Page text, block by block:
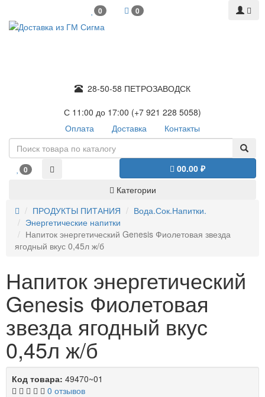
0 0
28-50-58 ПЕТРОЗАВОДСК
С 11:00 до 17:00 (+7 921 228 5058)
Оплата
Доставка Контакты
0 00.00 ₽
Категории
ПРОДУКТЫ ПИТАНИЯ
Вода.Сок.Напитки.
Энергетические напитки
Напиток энергетический Genesis Фиолетовая звезда
ягодный вкус 0,45л ж/б
Напиток энергетический
Genesis Фиолетовая
звезда ягодный вкус
0,45л ж/б
Код товара: 49470~01
0 отзывов